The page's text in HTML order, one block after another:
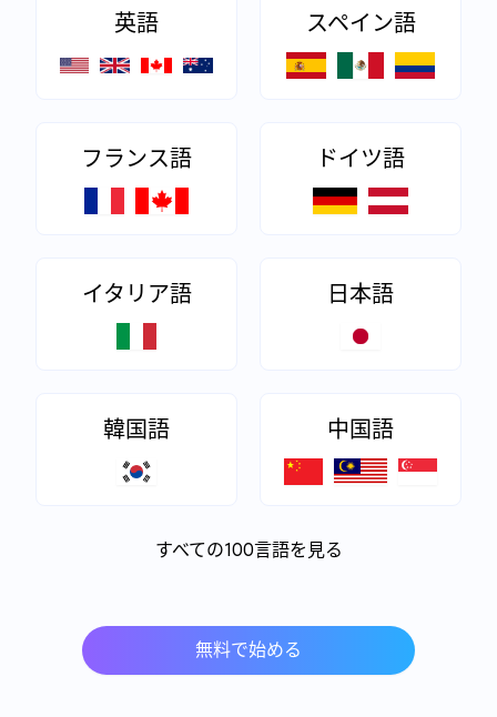
英語 スペイン語
フランス語 ドイツ語
イタリア語 日本語
韓国語 中国語
すべての100言語を見る
無料で始める